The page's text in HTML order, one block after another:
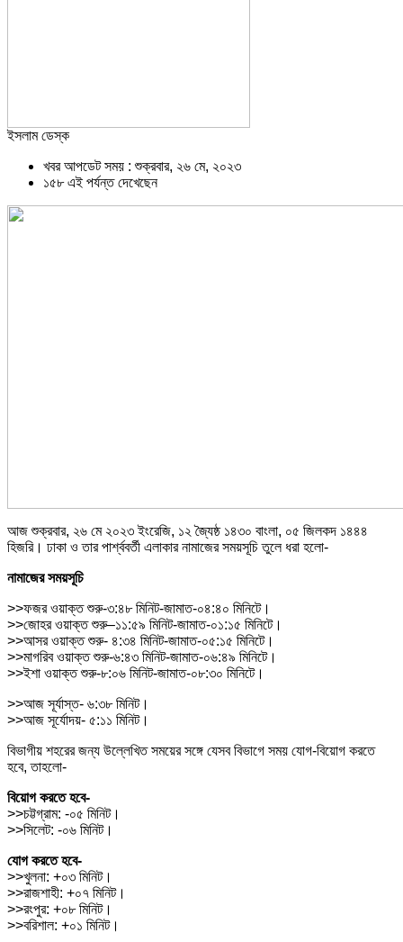
ইসলাম ডেস্ক
খবর আপডেট সময় : শুক্রবার, ২৬ মে, ২০২৩
১৫৮ এই পর্যন্ত দেখেছেন
আজ শুক্রবার, ২৬ মে ২০২৩ ইংরেজি, ১২ জ্যৈষ্ঠ ১৪৩০ বাংলা, ০৫ জিলকদ ১৪৪৪
হিজরি। ঢাকা ও তার পার্শ্ববর্তী এলাকার নামাজের সময়সূচি তুলে ধরা হলো-
নামাজের সময়সূচি
>>ফজর ওয়াক্ত শুরু-৩:৪৮ মিনিট-জামাত-০৪:৪০ মিনিটে।
>>জোহর ওয়াক্ত শুরু–১১:৫৯ মিনিট-জামাত-০১:১৫ মিনিটে।
>>আসর ওয়াক্ত শুরু- ৪:৩৪ মিনিট-জামাত-০৫:১৫ মিনিটে।
>>মাগরিব ওয়াক্ত শুরু-৬:৪৩ মিনিট-জামাত-০৬:৪৯ মিনিটে।
>>ইশা ওয়াক্ত শুরু-৮:০৬ মিনিট-জামাত-০৮:৩০ মিনিটে।
>>আজ সূর্যাস্ত- ৬:৩৮ মিনিট।
>>আজ সূর্যোদয়- ৫:১১ মিনিট।
বিভাগীয় শহরের জন্য উল্লেখিত সময়ের সঙ্গে যেসব বিভাগে সময় যোগ-বিয়োগ করতে
হবে, তাহলো-
বিয়োগ করতে হবে-
>>চট্টগ্রাম: -০৫ মিনিট।
>>সিলেট: -০৬ মিনিট।
যোগ করতে হবে-
>>খুলনা: +০৩ মিনিট।
>>রাজশাহী: +০৭ মিনিট।
>>রংপুর: +০৮ মিনিট।
>>বরিশাল: +০১ মিনিট।